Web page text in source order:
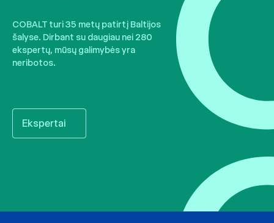
COBALT turi 35 metų patirtį Baltijos
šalyse. Dirbant su daugiau nei 280
ekspertų, mūsų galimybės yra
neribotos.
Ekspertai